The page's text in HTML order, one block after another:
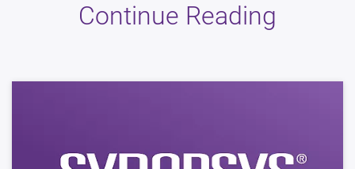
Continue Reading